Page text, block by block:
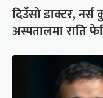
दिउँसो डाक्टर,
अस्पतालमा राति